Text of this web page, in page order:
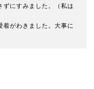
ずにすみました。（私は
着がわきました。大事に